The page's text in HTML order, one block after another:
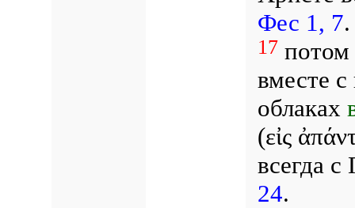
Фес 1, 7.
17потом
вместе
облаках
(εἰς
всегда
24.